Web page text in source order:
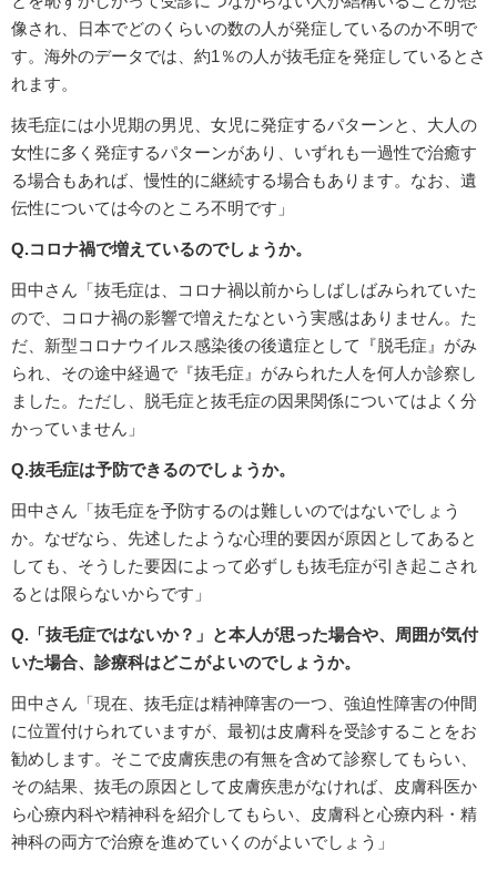
像され、日本でどのくらいの数の人が発症しているのか不明で
す。海外のデータでは、約1％の人が抜毛症を発症しているとさ
れます。
抜毛症には小児期の男児、女児に発症するパターンと、大人の
女性に多く発症するパターンがあり、いずれも一過性で治癒す
る場合もあれば、慢性的に継続する場合もあります。なお、遺
伝性については今のところ不明です」
Q.コロナ禍で増えているのでしょうか。
田中さん「抜毛症は、コロナ禍以前からしばしばみられていた
ので、コロナ禍の影響で増えたなという実感はありません。た
だ、新型コロナウイルス感染後の後遺症として『脱毛症』がみ
られ、その途中経過で『抜毛症』がみられた人を何人か診察し
ました。ただし、脱毛症と抜毛症の因果関係についてはよく分
かっていません」
Q.抜毛症は予防できるのでしょうか。
田中さん「抜毛症を予防するのは難しいのではないでしょう
か。なぜなら、先述したような心理的要因が原因としてあると
しても、そうした要因によって必ずしも抜毛症が引き起こされ
るとは限らないからです」
Q.「抜毛症ではないか？」と本人が思った場合や、周囲が気付
いた場合、診療科はどこがよいのでしょうか。
田中さん「現在、抜毛症は精神障害の一つ、強迫性障害の仲間
に位置付けられていますが、最初は皮膚科を受診することをお
勧めします。そこで皮膚疾患の有無を含めて診察してもらい、
その結果、抜毛の原因として皮膚疾患がなければ、皮膚科医か
ら心療内科や精神科を紹介してもらい、皮膚科と心療内科・精
神科の両方で治療を進めていくのがよいでしょう」